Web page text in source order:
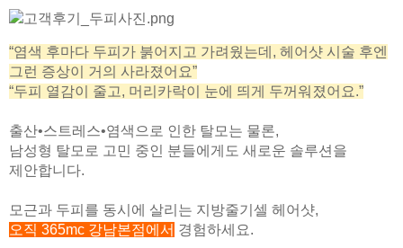
“염색 후마다 두피가 붉어지고 가려웠는데, 헤어샷 시술 후엔
그런 증상이 거의 사라졌어요”
“두피 열감이 줄고, 머리카락이 눈에 띄게 두꺼워졌어요.”
출산•스트레스•염색으로 인한 탈모는 물론,
남성형 탈모로 고민 중인 분들에게도 새로운 솔루션을
제안합니다.
모근과 두피를 동시에 살리는 지방줄기셀 헤어샷,
오직 365mc 강남본점에서 경험하세요.